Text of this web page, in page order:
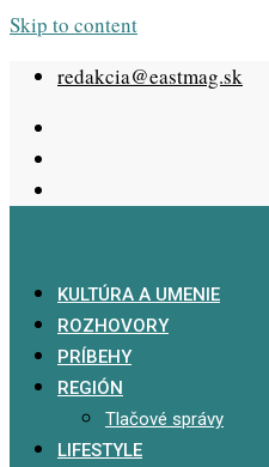
Skip to content
redakcia@eastmag.sk
KULTÚRA A UMENIE
ROZHOVORY
PRÍBEHY
REGIÓN
Tlačové správy
LIFESTYLE